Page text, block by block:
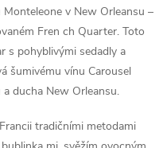
v New Orleansu –
Fren ch Quarter. Toto
s pohyblivými sedadly a
šumivému vínu Carousel
ducha New Orleansu.
tradičními metodami